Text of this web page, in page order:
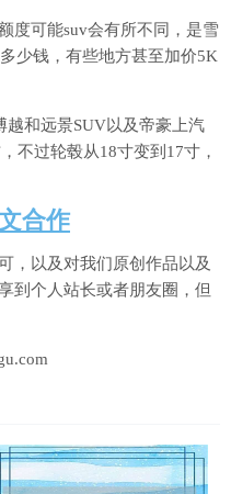
度可能suv会有所不同，是雪
少钱，有些地方甚至加价5K
越和远景SUV以及帝豪上汽
不过轮毂从18寸变到17寸，
合作
，以及对我们原创作品以及
到个人站长或者朋友圈，但